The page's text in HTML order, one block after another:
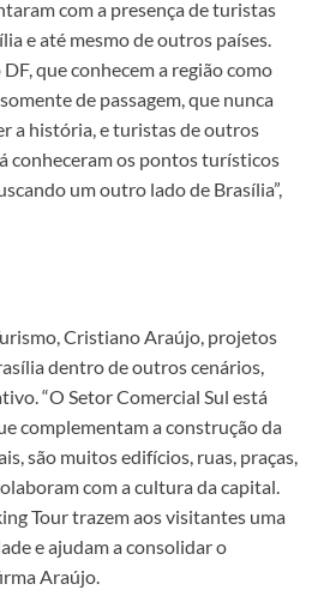
com a presença de turistas
e até mesmo de outros países.
que conhecem a região como
de passagem, que nunca
a história, e turistas de outros
conheceram os pontos turísticos
um outro lado de Brasília”,
Cristiano Araújo, projetos
dentro de outros cenários,
“O Setor Comercial Sul está
complementam a construção da
são muitos edifícios, ruas, praças,
com a cultura da capital.
Tour trazem aos visitantes uma
e ajudam a consolidar o
Araújo.